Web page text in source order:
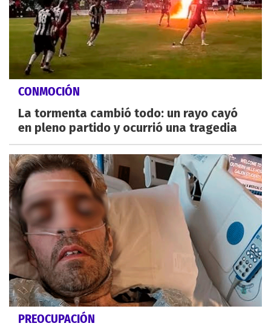
CONMOCIÓN
La tormenta cambió todo: un rayo cayó
en pleno partido y ocurrió una tragedia
PREOCUPACIÓN